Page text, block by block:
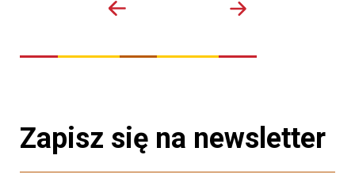
Zapisz się na newsletter